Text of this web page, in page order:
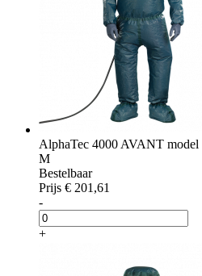
AlphaTec 4000 AVANT
M
Bestelbaar
Prijs € 201,61
-
+